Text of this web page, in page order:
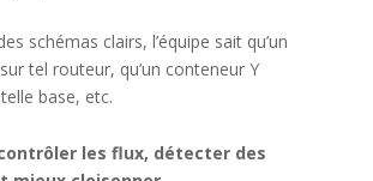
schémas clairs, l’équipe sait qu’un
tel routeur, qu’un conteneur Y
base, etc.
les flux, détecter des